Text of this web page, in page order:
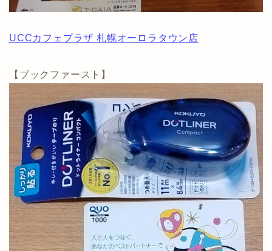
UCCカフェプラザ 札幌オーロラタウン店
【ブックファースト】